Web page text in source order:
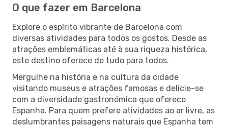
O que fazer em Barcelona
Explore o espírito vibrante de Barcelona com
diversas atividades para todos os gostos. Desde as
atrações emblemáticas até à sua riqueza histórica,
este destino oferece de tudo para todos.
Mergulhe na história e na cultura da cidade
visitando museus e atrações famosas e delicie-se
com a diversidade gastronómica que oferece
Espanha. Para quem prefere atividades ao ar livre, as
deslumbrantes paisagens naturais que Espanha tem